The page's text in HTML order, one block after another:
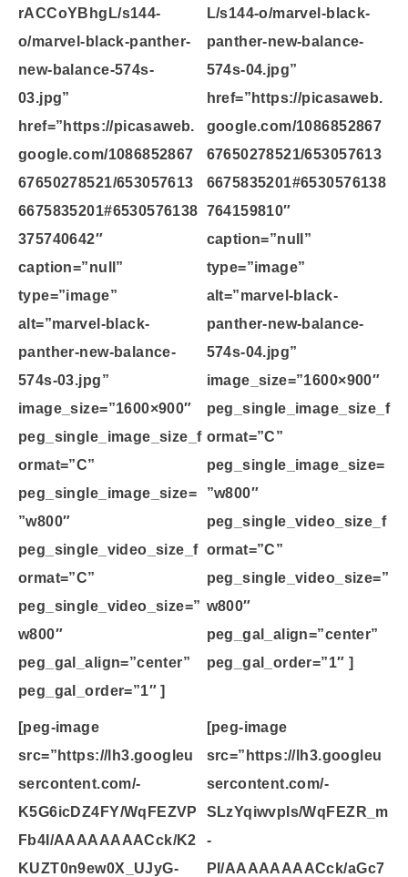
rACCoYBhgL/s144-
o/marvel-black-panther-
new-balance-574s-
03.jpg”
href=”https://picasaweb.
google.com/1086852867
67650278521/653057613
6675835201#6530576138
375740642″
caption=”null”
type=”image”
alt=”marvel-black-
panther-new-balance-
574s-03.jpg”
image_size=”1600×900″
peg_single_image_size_f
ormat=”C”
peg_single_image_size=
”w800″
peg_single_video_size_f
ormat=”C”
peg_single_video_size=”
w800″
peg_gal_align=”center”
peg_gal_order=”1″ ]
L/s144-o/marvel-black-
panther-new-balance-
574s-04.jpg”
href=”https://picasaweb.
google.com/1086852867
67650278521/653057613
6675835201#6530576138
764159810″
caption=”null”
type=”image”
alt=”marvel-black-
panther-new-balance-
574s-04.jpg”
image_size=”1600×900″
peg_single_image_size_f
ormat=”C”
peg_single_image_size=
”w800″
peg_single_video_size_f
ormat=”C”
peg_single_video_size=”
w800″
peg_gal_align=”center”
peg_gal_order=”1″ ]
[peg-image
src=”https://lh3.googleu
sercontent.com/-
K5G6icDZ4FY/WqFEZVP
Fb4I/AAAAAAAACck/K2
KUZT0n9ew0X_UJyG-
[peg-image
src=”https://lh3.googleu
sercontent.com/-
SLzYqiwvpIs/WqFEZR_m
-
PI/AAAAAAAACck/aGc7